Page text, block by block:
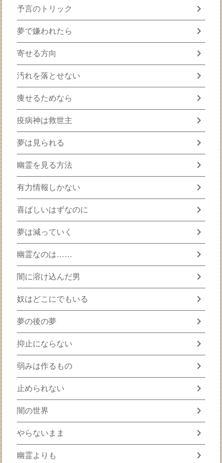
予言のトリック chevron_right
夢で嫌われたら chevron_right
寄せる方向 chevron_right
汚れを落とせない chevron_right
痩せるためなら chevron_right
疫病神は救世主 chevron_right
夢は見られる chevron_right
幽霊を見る方法 chevron_right
有力情報しかない chevron_right
喜ばしいはずなのに chevron_right
夢は減っていく chevron_right
幽霊なのは…… chevron_right
闇に溶け込んだ男 chevron_right
奴はどこにでもいる chevron_right
夢の後の夢 chevron_right
抑止にならない chevron_right
弱みは作るもの chevron_right
止められない chevron_right
闇の世界 chevron_right
やらないまま chevron_right
幽霊よりも chevron_right